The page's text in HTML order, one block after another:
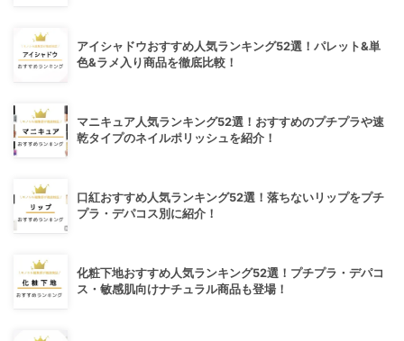
アイシャドウおすすめ人気ランキング52選！パレット&単
色&ラメ入り商品を徹底比較！
マニキュア人気ランキング52選！おすすめのプチプラや速
乾タイプのネイルポリッシュを紹介！
口紅おすすめ人気ランキング52選！落ちないリップをプチ
プラ・デパコス別に紹介！
化粧下地おすすめ人気ランキング52選！プチプラ・デパコ
ス・敏感肌向けナチュラル商品も登場！